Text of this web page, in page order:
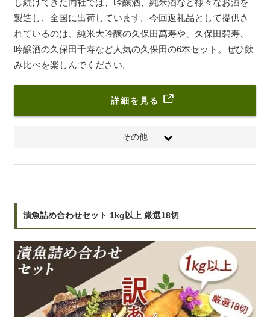
製造し、全国に出荷しています。今回返礼品として提供さ
れているのは、純米大吟醸の久保田萬寿や、久保田碧寿、
吟醸酒の久保田千寿など人気の久保田の6本セット。ぜひ飲
み比べを楽しんでください。
詳細を見る
その他
・久保田 純米大吟醸 720ml※純米大吟醸
・久保田 百寿 720ml※特別本醸造
漬魚詰め合わせセット 1kg以上 厳選18切